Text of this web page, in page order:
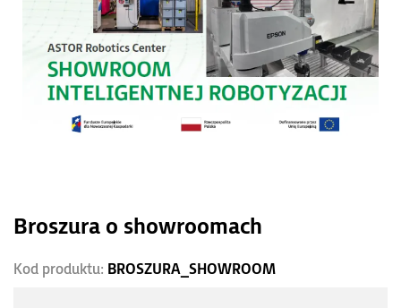
Broszura o showroomach
Kod produktu: BROSZURA_SHOWROOM